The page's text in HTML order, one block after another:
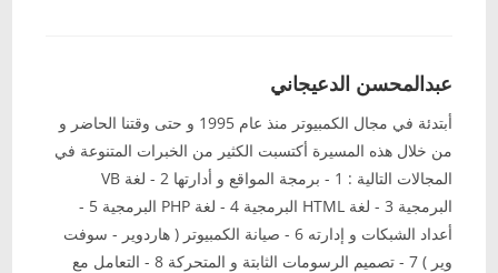
عبدالمحسن الدعيجاني
أبتدئة في مجال الكمبيوتر منذ عام 1995 و حتى وقتنا الحاضر و
من خلال هذه المسيرة أكتسبت الكثير من الخبرات المتنوعة في
المجالات التالية : 1 - برمجة المواقع و أدارتها 2 - لغة VB
البرمجية 3 - لغة HTML البرمجية 4 - لغة PHP البرمجية 5 -
أعداد الشبكات و إدارته 6 - صيانة الكمبيوتر ( هاردوير - سوفت
وير ) 7 - تصميم الرسومات الثابتة و المتحركة 8 - التعامل مع